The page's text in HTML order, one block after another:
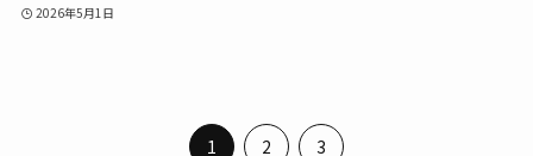
2026年5月1日
1 2 3